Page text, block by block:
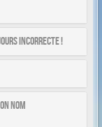
incorrecte !
nom